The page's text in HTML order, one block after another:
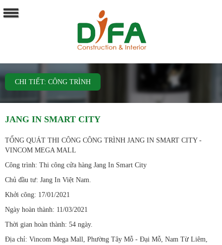
CHI TIẾT: CÔNG TRÌNH
JANG IN SMART CITY
TỔNG QUÁT THI CÔNG CÔNG TRÌNH JANG IN SMART CITY -
VINCOM MEGA MALL
Công trình: Thi công cửa hàng Jang In Smart City
Chủ đầu tư: Jang In Việt Nam.
Khởi công: 17/01/2021
Ngày hoàn thành: 11/03/2021
Thời gian hoàn thành: 54 ngày.
Địa chỉ: Vincom Mega Mall, Phường Tây Mỗ - Đại Mỗ, Nam Từ Liêm,